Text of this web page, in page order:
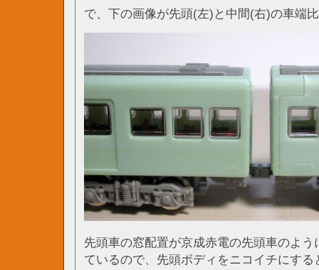
で、下の画像が先頭(左)と中間(右)の車端
先頭車の窓配置が京成赤電の先頭車のよ
ているので、先頭ボディをニコイチにす